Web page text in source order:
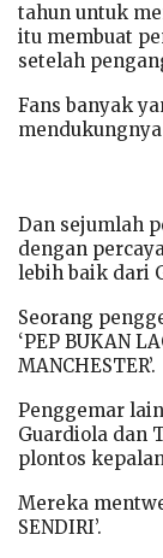
tahun untuk
itu membuat
setelah
Fans banyak
Dan sejumlah
dengan
lebih baik dari
Seorang
‘PEP BUKAN
MANCHESTER’.
Penggemar
Guardiola dan
plontos
Mereka
SENDIRI’.